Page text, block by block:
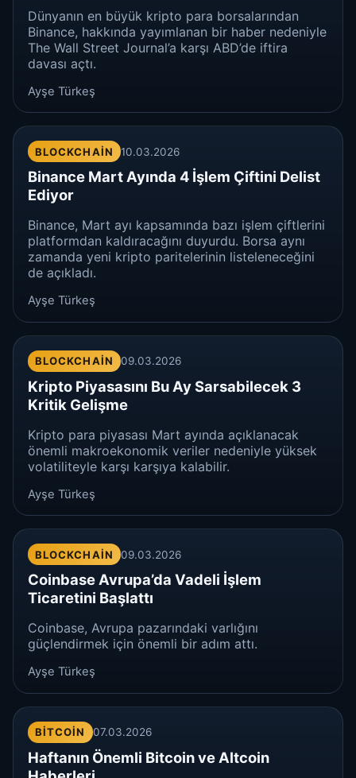
Dünyanın en büyük kripto para borsalarından
Binance, hakkında yayımlanan bir haber nedeniyle
The Wall Street Journal’a karşı ABD’de iftira
davası açtı.
Ayşe Türkeş
BLOCKCHAIN 10.03.2026
Binance Mart Ayında 4 İşlem Çiftini Delist
Ediyor
Binance, Mart ayı kapsamında bazı işlem çiftlerini
platformdan kaldıracağını duyurdu. Borsa aynı
zamanda yeni kripto paritelerinin listeleneceğini
de açıkladı.
Ayşe Türkeş
BLOCKCHAIN 09.03.2026
Kripto Piyasasını Bu Ay Sarsabilecek 3
Kritik Gelişme
Kripto para piyasası Mart ayında açıklanacak
önemli makroekonomik veriler nedeniyle yüksek
volatiliteyle karşı karşıya kalabilir.
Ayşe Türkeş
BLOCKCHAIN 09.03.2026
Coinbase Avrupa’da Vadeli İşlem
Ticaretini Başlattı
Coinbase, Avrupa pazarındaki varlığını
güçlendirmek için önemli bir adım attı.
Ayşe Türkeş
BITCOIN 07.03.2026
Haftanın Önemli Bitcoin ve Altcoin